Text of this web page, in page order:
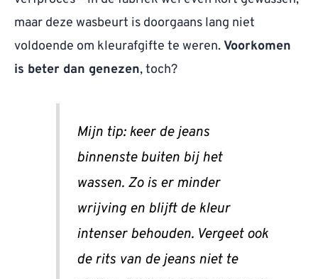
maar deze wasbeurt is doorgaans lang niet
voldoende om kleurafgifte te weren.Voorkomen
is beter dan genezen, toch?
Mijn tip: keer de jeans
binnenste buiten bij het
wassen. Zo is er minder
wrijving en blijft de kleur
intenser behouden. Vergeet ook
de rits van de jeans niet te